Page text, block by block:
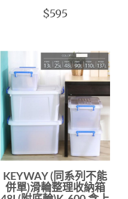
$595
KEYWAY (同系列不能
併單)滑輪整理收納箱